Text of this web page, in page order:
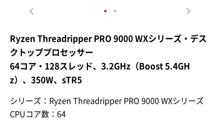
Ryzen Threadripper PRO 9000 WXシリーズ・デス
クトッププロセッサー
64コア・128スレッド、3.2GHz（Boost 5.4GH
z）、350W、sTR5
シリーズ：Ryzen Threadripper PRO 9000 WXシリーズ
CPUコア数：64